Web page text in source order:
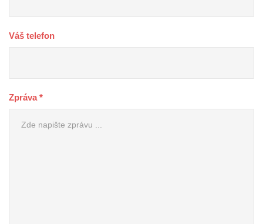
Váš telefon
Zpráva *